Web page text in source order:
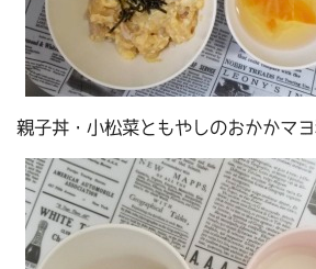
親子丼・小松菜ともやしのおかかマ